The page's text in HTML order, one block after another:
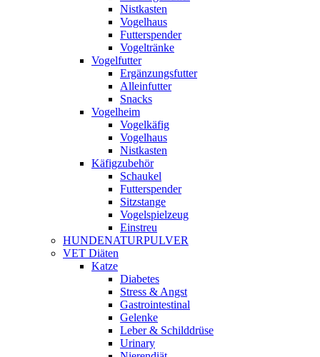
Nistkasten
Vogelhaus
Futterspender
Vogeltränke
Vogelfutter
Ergänzungsfutter
Alleinfutter
Snacks
Vogelheim
Vogelkäfig
Vogelhaus
Nistkasten
Käfigzubehör
Schaukel
Futterspender
Sitzstange
Vogelspielzeug
Einstreu
HUNDENATURPULVER
VET Diäten
Katze
Diabetes
Stress & Angst
Gastrointestinal
Gelenke
Leber & Schilddrüse
Urinary